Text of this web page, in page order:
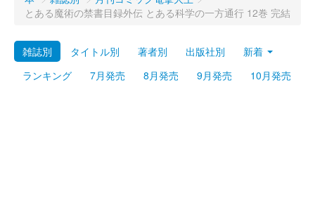
購入管理
Myシェルフ
プレミアム
とある魔術の禁書目録外伝 とある科学の一方通行 12巻 完結
雑誌別 タイトル別 著者別 出版社別
新着
ランキング
7月発売 8月発売 9月発売 10月発売